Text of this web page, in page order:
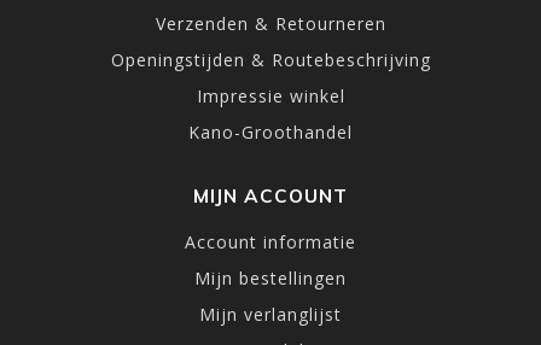
Verzenden & Retourneren
Openingstijden & Routebeschrijving
Impressie winkel
Kano-Groothandel
MIJN ACCOUNT
Account informatie
Mijn bestellingen
Mijn verlanglijst